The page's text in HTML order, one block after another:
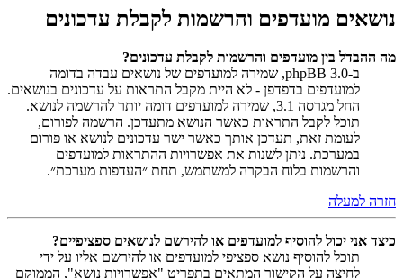
נושאים מועדפים והרשמות לקבלת עדכונים
מה ההבדל בין מועדפים והרשמות לקבלת עדכונים?
ב-phpBB 3.0, שמירה למועדפים של נושאים עבדה בדומה
למועדפים בדפדפן - לא היית מקבל התראות על עדכונים בנושאים.
החל מגרסה 3.1, שמירה למועדפים דומה יותר להרשמה לנושא.
תוכל לקבל התראות כאשר הנושא מתעדכן. הרשמה לפורום,
לעומת זאת, תעדכן אותך כאשר ישר עדכונים לנושא או פורום
במערכת. ניתן לשנות את אפשרויות ההתראות למועדפים
והרשמות בלוח הבקרה למשתמש, תחת ״העדפות מערכת״.
חזרה למעלה
כיצד אני יכול להוסיף למועדפים או להירשם לנושאים ספציפיים?
תוכל להוסיף נושא ספציפי למועדפים או להירשם אליו על ידי
לחיצה על הקישור המתאים בתפריט "אפשרויות נושא", הממוקם